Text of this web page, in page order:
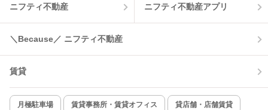
温水洗浄便座 オートロック
コンロ2口以上
新着のみ インターネット無料
ニフティ不動産 ニフティ不動産アプリ
＼Because／ ニフティ不動産
賃貸
月極駐車場 賃貸事務所・賃貸オフィス 貸店舗・店舗賃貸